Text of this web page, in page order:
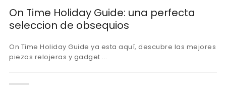
On Time Holiday Guide: una perfecta
seleccion de obsequios
On Time Holiday Guide ya esta aquí, descubre las mejores
piezas relojeras y gadget ...